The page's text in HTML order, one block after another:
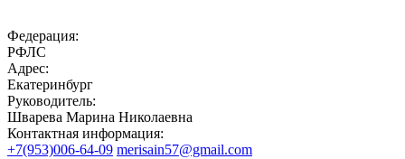
Федерация:
РФЛС
Адрес:
Екатеринбург
Руководитель:
Шварева Марина Николаевна
Контактная информация:
+7(953)006-64-09 merisain57@gmail.com